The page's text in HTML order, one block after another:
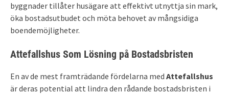
byggnader tillåter husägare att effektivt utnyttja sin mark,
öka bostadsutbudet och möta behovet av mångsidiga
boendemöjligheter.
Attefallshus Som Lösning på Bostadsbristen
En av de mest framträdande fördelarna med Attefallshus
är deras potential att lindra den rådande bostadsbristen i